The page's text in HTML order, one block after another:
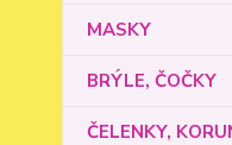
MASKY
BRÝLE, ČOČKY
ČELENKY,